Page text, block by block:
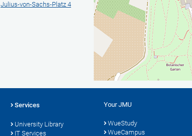
Julius-von-Sachs-Platz 4
Services
University Library
IT Services
Your JMU
WueStudy
WueCampus